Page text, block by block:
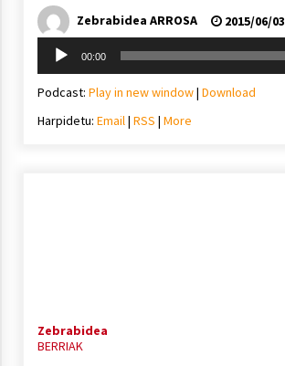
ArgianZebrabidea ARROSA
2015/06/03
Soinu
erreproduzigailua
00:00
Podcast: Play in new window| Download
Harpidetu: Email| RSS | More
Zebrabidea
BERRIAK